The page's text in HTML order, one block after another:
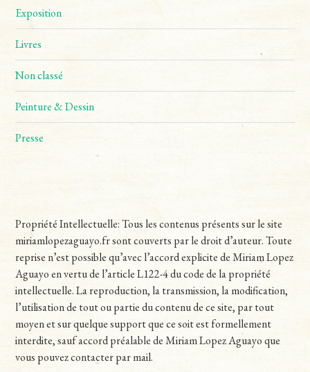
Exposition
Livres
Non classé
Peinture & Dessin
Presse
Propriété Intellectuelle: Tous les contenus présents sur le site
miriamlopezaguayo.fr sont couverts par le droit d’auteur. Toute
reprise n’est possible qu’avec l’accord explicite de Miriam Lopez
Aguayo en vertu de l’article L122-4 du code de la propriété
intellectuelle. La reproduction, la transmission, la modification,
l’utilisation de tout ou partie du contenu de ce site, par tout
moyen et sur quelque support que ce soit est formellement
interdite, sauf accord préalable de Miriam Lopez Aguayo que
vous pouvez contacter par mail.